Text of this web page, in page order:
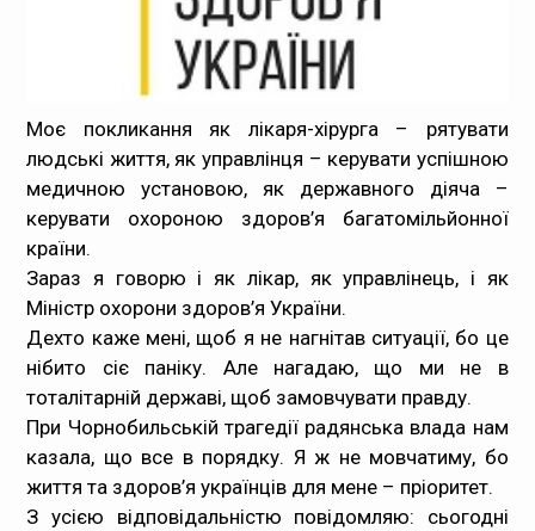
Моє покликання як лікаря-хірурга – рятувати
людські життя, як управлінця – керувати успішною
медичною установою, як державного діяча –
керувати охороною здоров’я багатомільйонної
країни.
Зараз я говорю і як лікар, як управлінець, і як
Міністр охорони здоров’я України.
Дехто каже мені, щоб я не нагнітав ситуації, бо це
нібито сіє паніку. Але нагадаю, що ми не в
тоталітарній державі, щоб замовчувати правду.
При Чорнобильській трагедії радянська влада нам
казала, що все в порядку. Я ж не мовчатиму, бо
життя та здоров’я українців для мене – пріоритет.
З усією відповідальністю повідомляю: сьогодні